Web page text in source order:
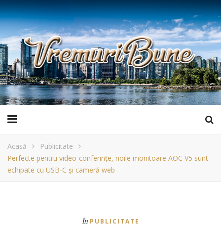
Acasă
Publicitate
Perfecte pentru video-conferințe, noile monitoare AOC V5 sunt
echipate cu USB-C și cameră web
În PUBLICITATE